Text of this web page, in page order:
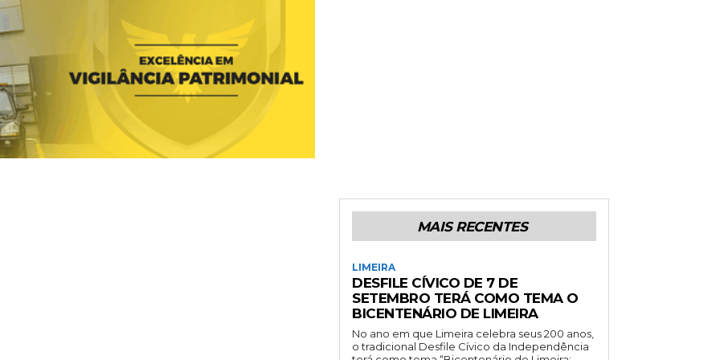
MAIS RECENTES
LIMEIRA
DESFILE CÍVICO DE 7 DE
SETEMBRO TERÁ COMO TEMA O
BICENTENÁRIO DE LIMEIRA
No ano em que Limeira celebra seus 200 anos,
o tradicional Desfile Cívico da Independência